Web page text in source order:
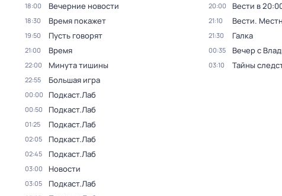
18:00 Вечерние новости
18:30 Время покажет
19:50 Пусть говорят
21:00 Время
22:00 Минута тишины
22:55 Большая игра
00:00 Подкаст.Лаб
00:50 Подкаст.Лаб
01:25 Подкаст.Лаб
02:05 Подкаст.Лаб
02:45 Подкаст.Лаб
03:00 Новости
03:05 Подкаст.Лаб
20:00 Вести в
21:10 Вести.
21:30 Галка
00:35 Вечер с
03:10 Тайны